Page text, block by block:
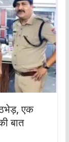
एक
बात